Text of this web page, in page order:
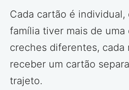
Cada cartão é individual,
família tiver mais de uma
creches diferentes, cada
receber um cartão
trajeto.